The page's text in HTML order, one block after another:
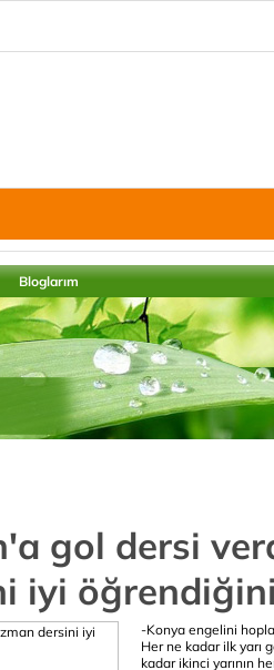
Bloglarım
gol dersi
iyi
-Konya engelini
Her ne kadar ilk yarı
kadar ikinci yarının